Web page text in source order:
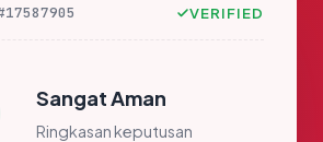
VERIFIED
Sangat Aman
Ringkasan keputusan